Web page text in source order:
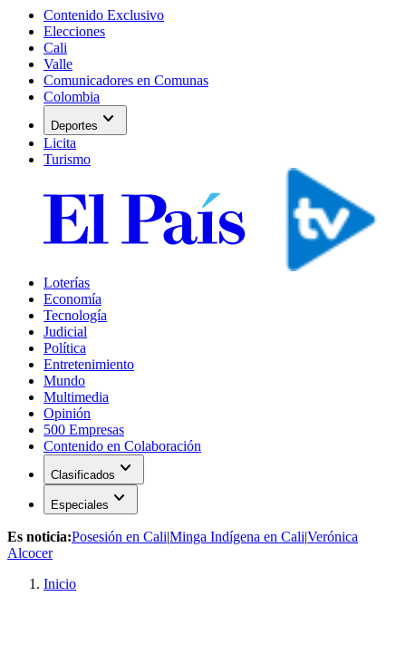
Contenido Exclusivo
Elecciones
Cali
Valle
Comunicadores en Comunas
Colombia
Deportes expand_more
Licita
Turismo
Loterías
Economía
Tecnología
Judicial
Política
Entretenimiento
Mundo
Multimedia
Opinión
500 Empresas
Contenido en Colaboración
Clasificados expand_more
Especiales expand_more
Es noticia:Posesión en Cali|Minga Indígena en Cali|Verónica
Alcocer
Inicio